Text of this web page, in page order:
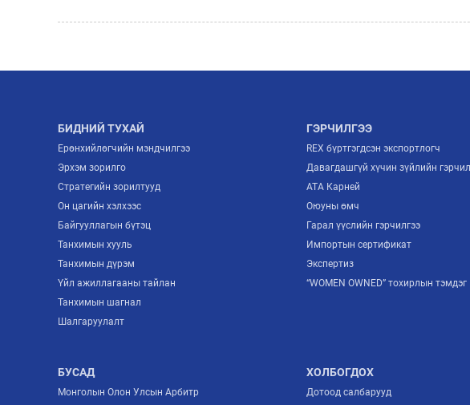
БИДНИЙ ТУХАЙ
Ерөнхийлөгчийн мэндчилгээ
Эрхэм зорилго
Стратегийн зорилтууд
Он цагийн хэлхээс
Байгууллагын бүтэц
Танхимын хууль
Танхимын дүрэм
Үйл ажиллагааны тайлан
Танхимын шагнал
Шалгаруулалт
ГЭРЧИЛГЭЭ
REX бүртгэгдсэн экспортлогч
Давагдашгүй хүчин зүйлийн
ATA Карней
Оюуны өмч
Гарал үүслийн гэрчилгээ
Импортын сертификат
Экспертиз
“WOMEN OWNED” тохирлын тэмдэг
БУСАД
Монголын Олон Улсын Арбитр
ХОЛБОГДОХ
Дотоод салбарууд